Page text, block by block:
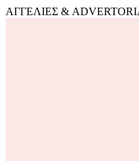
ΑΓΓΕΛΙΕΣ &